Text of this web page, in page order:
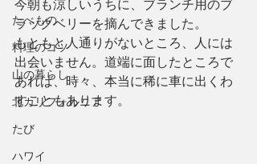
たべもの
料理のコツ
山の暮らし
北カリフォルニア
たび
ハワイ
今朝も涼しいうちに、ブランチ用のブ
ラックベリーを摘んできました。
もともと人通りがないところ、人には
出会いません。道端に面したところで
あれば、時々、本当に稀に車に出くわ
すこともあります。